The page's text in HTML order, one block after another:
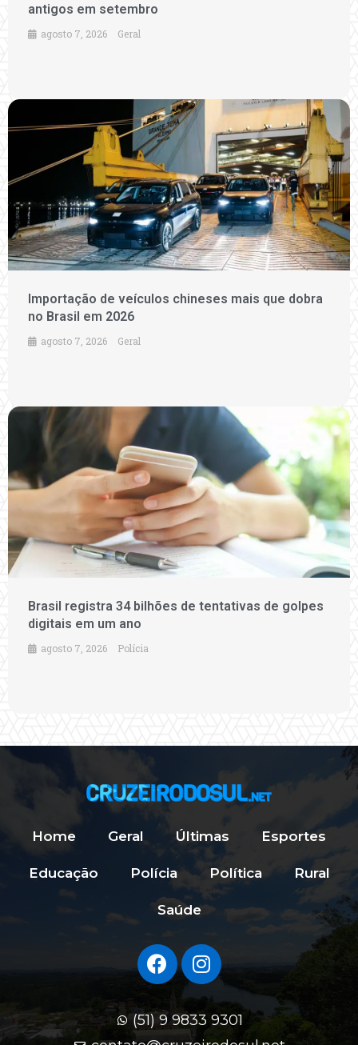
antigos em setembro
agosto 7, 2026 Geral
Importação de veículos chineses mais que dobra
no Brasil em 2026
agosto 7, 2026 Geral
Brasil registra 34 bilhões de tentativas de golpes
digitais em um ano
agosto 7, 2026 Polícia
Home Geral Últimas Esportes
Educação Polícia Política Rural
Saúde
(51) 9 9833 9301